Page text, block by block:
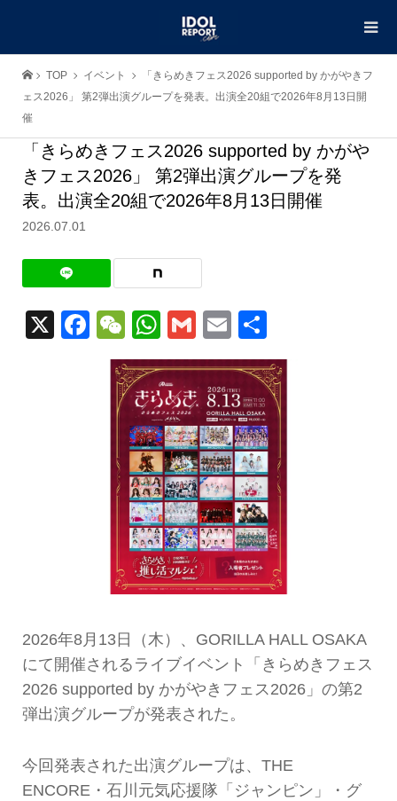
TOP イベント
「きらめきフェス2026 supported by かがやきフ
ェス2026」 第2弾出演グループを発表。出演全20組で2026年8月13日開
催
「きらめきフェス2026 supported by かがや
きフェス2026」 第2弾出演グループを発
表。出演全20組で2026年8月13日開催
2026.07.01
X Facebook
WeChat
WhatsApp
GmailEmail
有
2026年8月13日（木）、GORILLA HALL OSAKA
にて開催されるライブイベント「きらめきフェス
2026 supported by かがやきフェス2026」の第2
弾出演グループが発表された。
今回発表された出演グループは、THE
ENCORE・石川元気応援隊「ジャンピン」・グ